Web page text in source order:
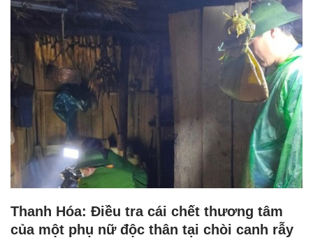
Thanh Hóa: Điều tra cái chết thương tâm
của một phụ nữ độc thân tại chòi canh rẫy